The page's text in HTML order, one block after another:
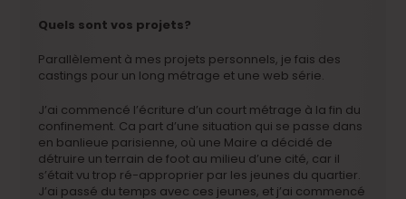
Quels sont vos projets?
Parallèlement à mes projets personnels, je fais des
castings pour un long métrage et une web série.
J’ai commencé l’écriture d’un court métrage à la fin du
confinement. Ca part d’une situation qui se passe dans
en banlieue parisienne, où une Maire a décidé de
détruire un terrain de foot au milieu d’une cité, car il
s’était vu trop ré-approprier par les jeunes du quartier.
J’ai passé du temps avec ces jeunes, et j’ai commencé